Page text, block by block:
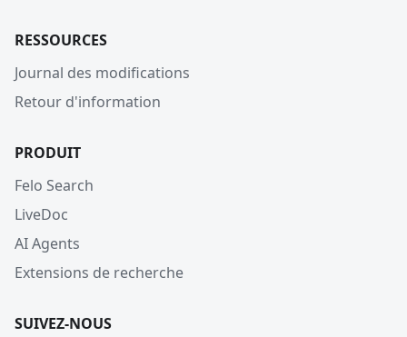
RESSOURCES
Journal des modifications
Retour d'information
PRODUIT
Felo Search
LiveDoc
AI Agents
Extensions de recherche
SUIVEZ-NOUS